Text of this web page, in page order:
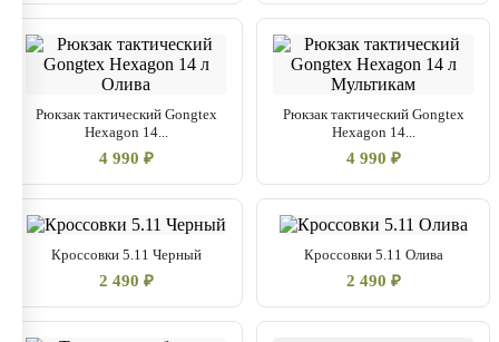
Рюкзак тактический Gongtex
Hexagon 14...
4 990 ₽
Рюкзак тактический Gongtex
Hexagon 14...
4 990 ₽
Кроссовки 5.11 Черный
2 490 ₽
Кроссовки 5.11 Олива
2 490 ₽